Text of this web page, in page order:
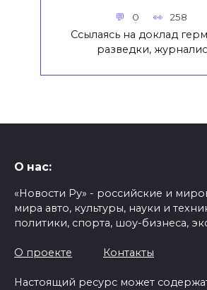
0 258
Ссылаясь на доклад
разведки,
О нас:
«Новости Ру» - российские и
мира авто, культуры, науки и
политики, спорта, шоу-бизнеса,
О проекте Контакты
Настоящий ресурс может